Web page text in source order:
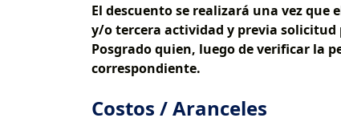
El descuento se realizará una vez
y/o tercera actividad y previa solicitud
Posgrado quien, luego de verificar la
correspondiente.
Costos / Aranceles